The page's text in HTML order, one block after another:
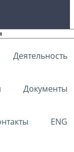
Деятельность
Документы
ENG